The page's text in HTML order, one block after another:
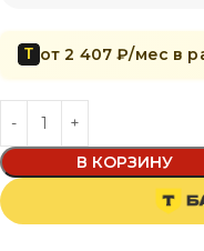
Т от 2 407 ₽/мес в
В КОРЗИНУ